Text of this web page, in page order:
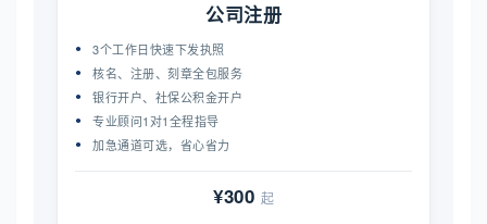
公司注册
3个工作日快速下发执照
核名、注册、刻章全包服务
银行开户、社保公积金开户
专业顾问1对1全程指导
加急通道可选，省心省力
¥300 起